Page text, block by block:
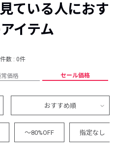
ている人におす
イテム
数 : 0件
価格 セール価格
おすすめ順
～80%OFF 指定なし